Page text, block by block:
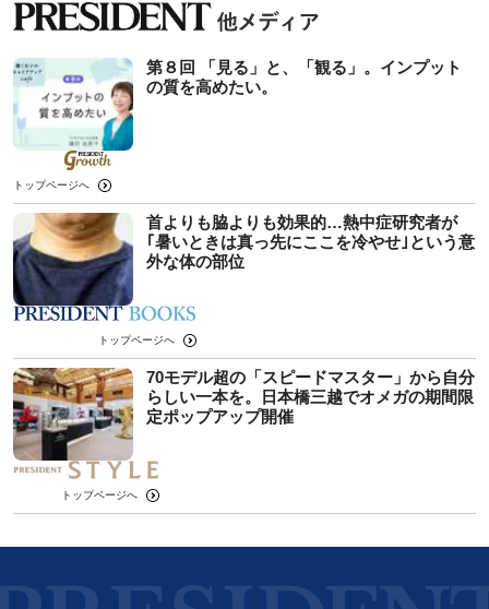
第８回 「見る」と、「観る」。インプット
の質を高めたい。
トップページへ
首よりも脇よりも効果的…熱中症研究者が
｢暑いときは真っ先にここを冷やせ｣という意
外な体の部位
トップページへ
70モデル超の「スピードマスター」から自分
らしい一本を。日本橋三越でオメガの期間限
定ポップアップ開催
トップページへ